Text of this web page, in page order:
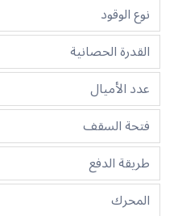
نوع الوقود
القدرة الحصانية
عدد الأميال
فتحة السقف
طريقة الدفع
المحرك